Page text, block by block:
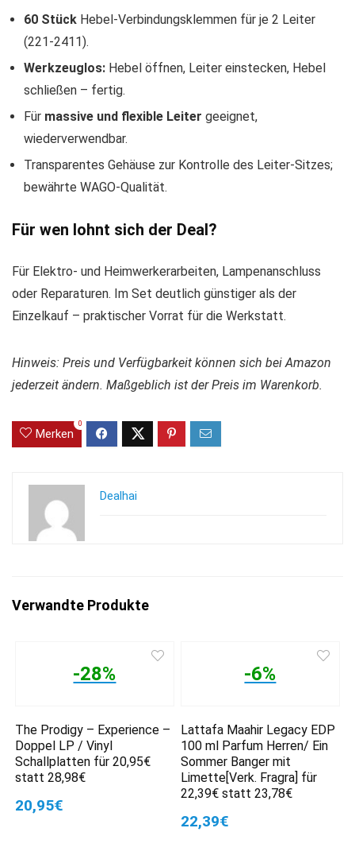
60 Stück Hebel-Verbindungsklemmen für je 2 Leiter
(221-2411).
Werkzeuglos: Hebel öffnen, Leiter einstecken, Hebel
schließen – fertig.
Für massive und flexible Leiter geeignet,
wiederverwendbar.
Transparentes Gehäuse zur Kontrolle des Leiter-Sitzes;
bewährte WAGO-Qualität.
Für wen lohnt sich der Deal?
Für Elektro- und Heimwerkerarbeiten, Lampenanschluss
oder Reparaturen. Im Set deutlich günstiger als der
Einzelkauf – praktischer Vorrat für die Werkstatt.
Hinweis: Preis und Verfügbarkeit können sich bei Amazon
jederzeit ändern. Maßgeblich ist der Preis im Warenkorb.
Merken
0
Dealhai
Verwandte Produkte
-28%
The Prodigy – Experience –
Doppel LP / Vinyl
Schallplatten für 20,95€
statt 28,98€
20,95€
-6%
Lattafa Maahir Legacy EDP
100 ml Parfum Herren/ Ein
Sommer Banger mit
Limette[Verk. Fragra] für
22,39€ statt 23,78€
22,39€